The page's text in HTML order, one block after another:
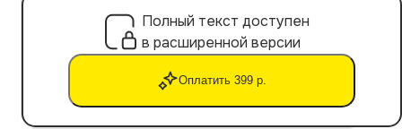
Полный текст доступен
в расширенной версии
Оплатить 399 р.